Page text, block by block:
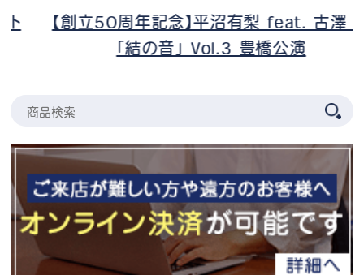
【創立50周年記念】平沼有梨 feat. 古澤 巖
「結の音」 Vol.3 豊橋公演